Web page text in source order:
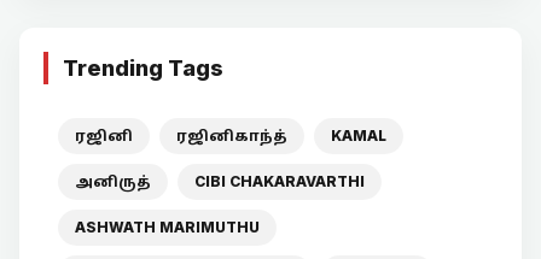
Trending Tags
ரஜினி ரஜினிகாந்த் KAMAL
அனிருத் CIBI CHAKARAVARTHI
ASHWATH MARIMUTHU